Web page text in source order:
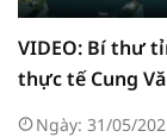
VIDEO: Bí thư
thực tế Cung
Ngày: 31/05/